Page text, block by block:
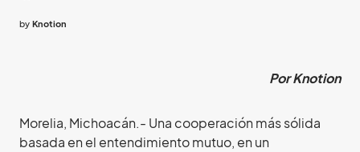
by Knotion
Por Knotion
Morelia, Michoacán.- Una cooperación más sólida
basada en el entendimiento mutuo, en un